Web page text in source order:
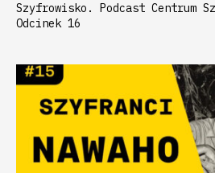
Szyfrowisko. Podcast Centrum
Odcinek 16